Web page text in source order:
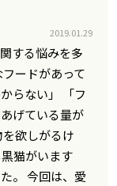
2019.01.29
する悩みを多
ードがあって
らない」 「フ
げている量が
欲しがるけ
猫がいます
。 今回は、愛